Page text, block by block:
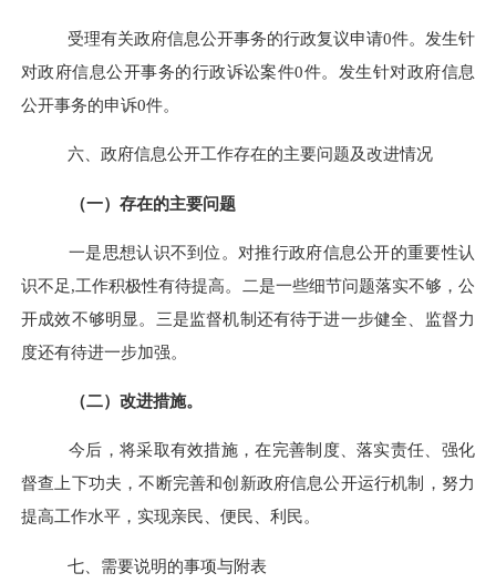
受理有关政府信息公开事务的行政复议申请0件。发生针
对政府信息公开事务的行政诉讼案件0件。发生针对政府信息
公开事务的申诉0件。
六、政府信息公开工作存在的主要问题及改进情况
（一）存在的主要问题
一是思想认识不到位。对推行政府信息公开的重要性认
识不足,工作积极性有待提高。二是一些细节问题落实不够，公
开成效不够明显。三是监督机制还有待于进一步健全、监督力
度还有待进一步加强。
（二）改进措施。
今后，将采取有效措施，在完善制度、落实责任、强化
督查上下功夫，不断完善和创新政府信息公开运行机制，努力
提高工作水平，实现亲民、便民、利民。
七、需要说明的事项与附表